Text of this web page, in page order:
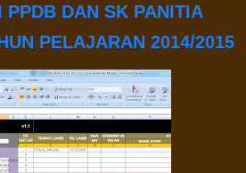
PPDB DAN SK PANITIA
PELAJARAN 2014/2015